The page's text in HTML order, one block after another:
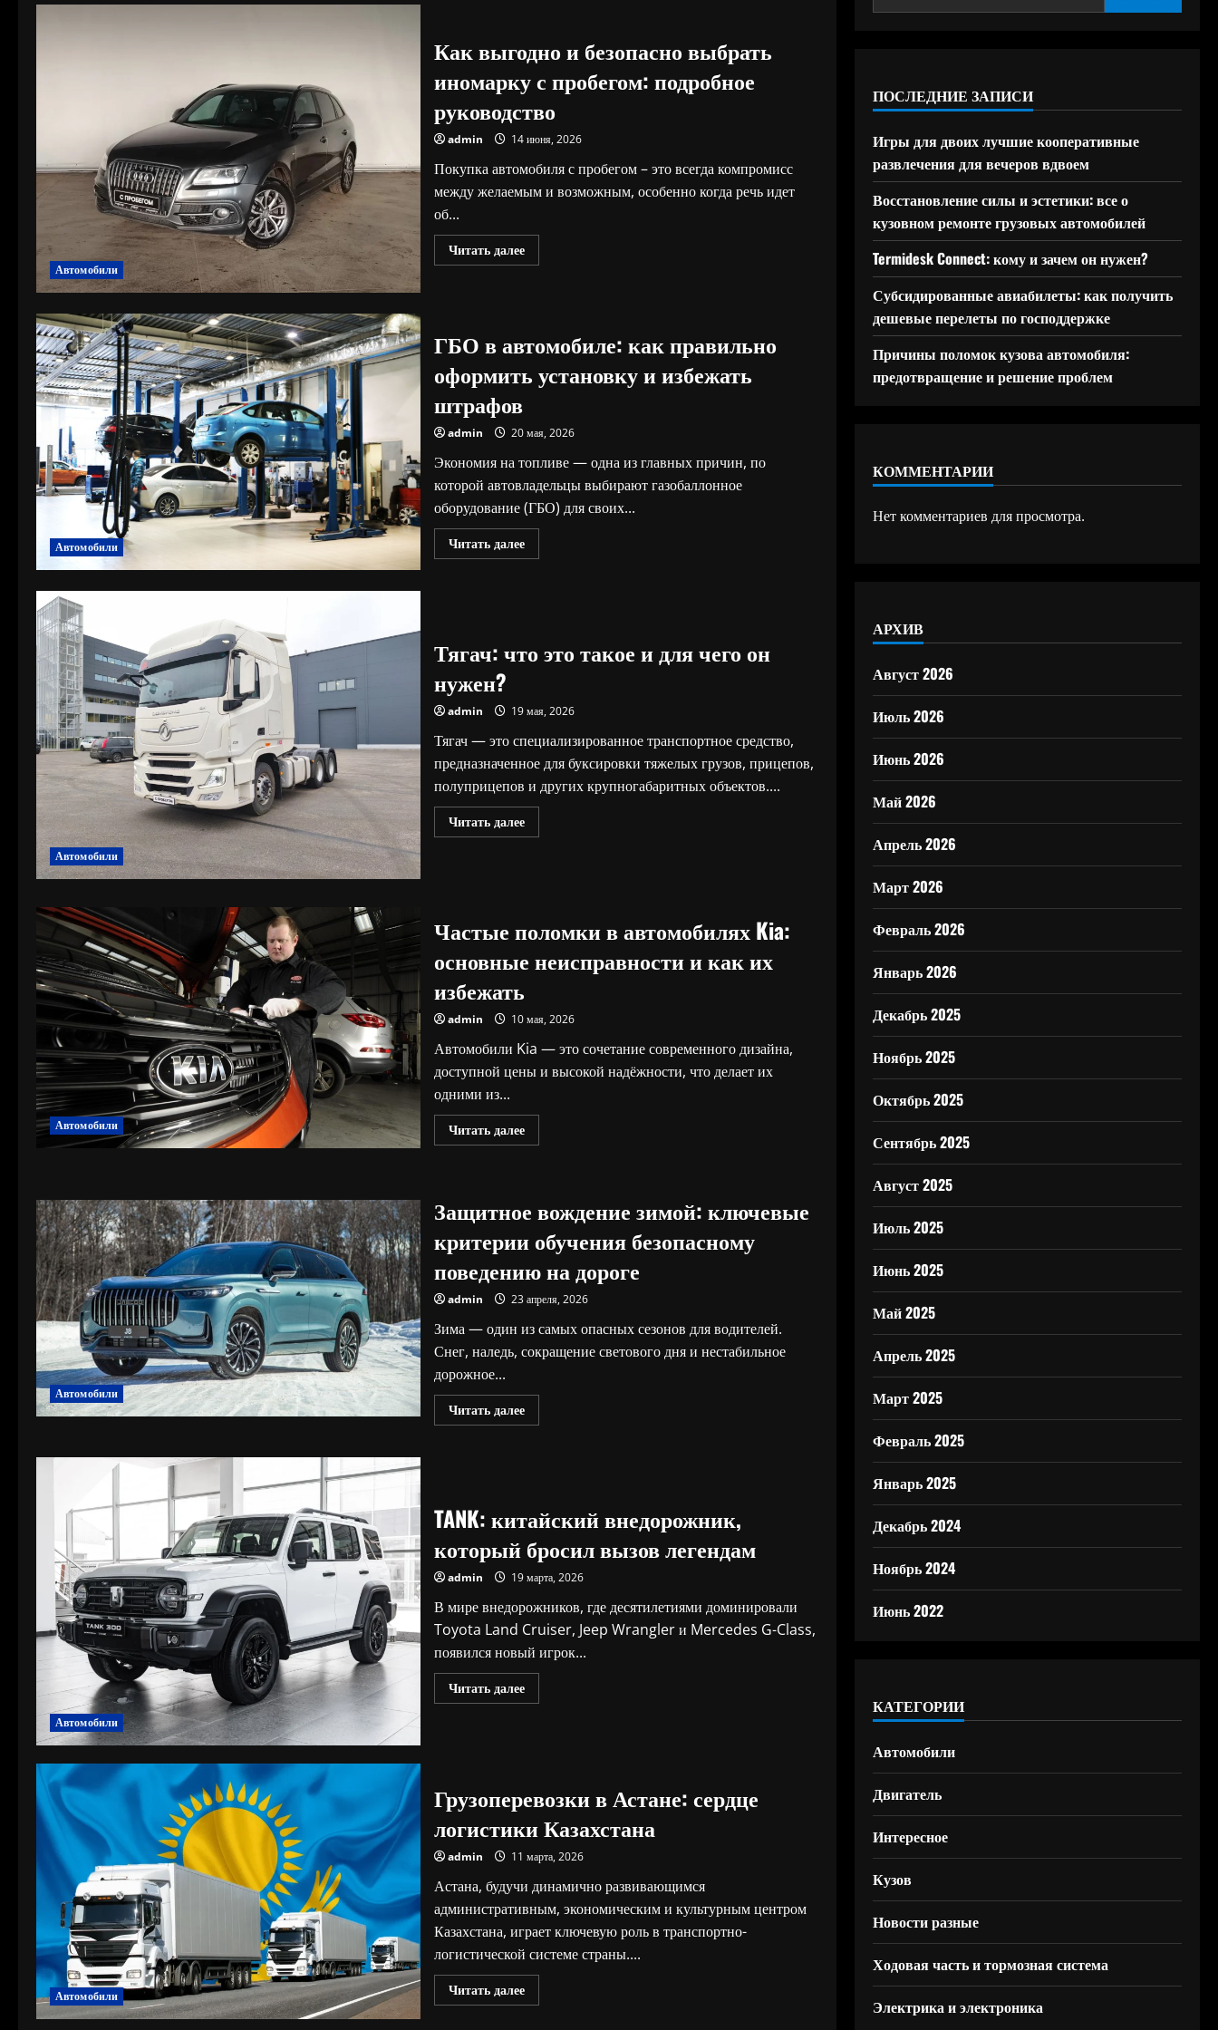
Автомобили
Как выгодно и безопасно выбрать
иномарку с пробегом: подробное
руководство
admin 14 июня, 2026
Покупка автомобиля с пробегом – это всегда компромисс
между желаемым и возможным, особенно когда речь идет
об...
Читать далееПрочитать
больше
выбрать
иномарку
пробегом:
подробное
Автомобили
ГБО в автомобиле: как правильно
оформить установку и избежать
штрафов
admin 20 мая, 2026
Экономия на топливе — одна из главных причин, по
которой автовладельцы выбирают газобаллонное
оборудование (ГБО) для своих...
Читать далееПрочитать
больше
установку
Автомобили
Тягач: что это такое и для чего он
нужен?
admin 19 мая, 2026
Тягач — это специализированное транспортное средство,
предназначенное для буксировки тяжелых грузов, прицепов,
полуприцепов и других крупногабаритных объектов....
Читать далееПрочитать
больше
чего
нужен?
Автомобили
Частые поломки в автомобилях Kia:
основные неисправности и как их
избежать
admin 10 мая, 2026
Автомобили Kia — это сочетание современного дизайна,
доступной цены и высокой надёжности, что делает их
одними из...
Читать далееПрочитать
больше
Kia:
основные
неисправности
и
как
их
избежать
Автомобили
Защитное вождение зимой: ключевые
критерии обучения безопасному
поведению на дороге
admin 23 апреля, 2026
Зима — один из самых опасных сезонов для водителей.
Снег, наледь, сокращение светового дня и нестабильное
дорожное...
Читать далееПрочитать
больше
обучения
безопасному
на
дороге
Автомобили
TANK: китайский внедорожник,
который бросил вызов легендам
admin 19 марта, 2026
В мире внедорожников, где десятилетиями доминировали
Toyota Land Cruiser, Jeep Wrangler и Mercedes G-Class,
появился новый игрок...
Читать далееПрочитать
больше
легендам
Автомобили
Грузоперевозки в Астане: сердце
логистики Казахстана
admin 11 марта, 2026
Астана, будучи динамично развивающимся
административным, экономическим и культурным центром
Казахстана, играет ключевую роль в транспортно-
логистической системе страны....
Читать далееПрочитать
больше
ПОСЛЕДНИЕ ЗАПИСИ
Игры для двоих лучшие кооперативные
развлечения для вечеров вдвоем
Восстановление силы и эстетики: все о
кузовном ремонте грузовых автомобилей
Termidesk Connect: кому и зачем он нужен?
Субсидированные авиабилеты: как получить
дешевые перелеты по господдержке
Причины поломок кузова автомобиля:
предотвращение и решение проблем
КОММЕНТАРИИ
Нет комментариев для просмотра.
АРХИВ
Август 2026
Июль 2026
Июнь 2026
Май 2026
Апрель 2026
Март 2026
Февраль 2026
Январь 2026
Декабрь 2025
Ноябрь 2025
Октябрь 2025
Сентябрь 2025
Август 2025
Июль 2025
Июнь 2025
Май 2025
Апрель 2025
Март 2025
Февраль 2025
Январь 2025
Декабрь 2024
Ноябрь 2024
Июнь 2022
КАТЕГОРИИ
Автомобили
Двигатель
Интересное
Кузов
Новости разные
Ходовая часть и тормозная система
Электрика и электроника